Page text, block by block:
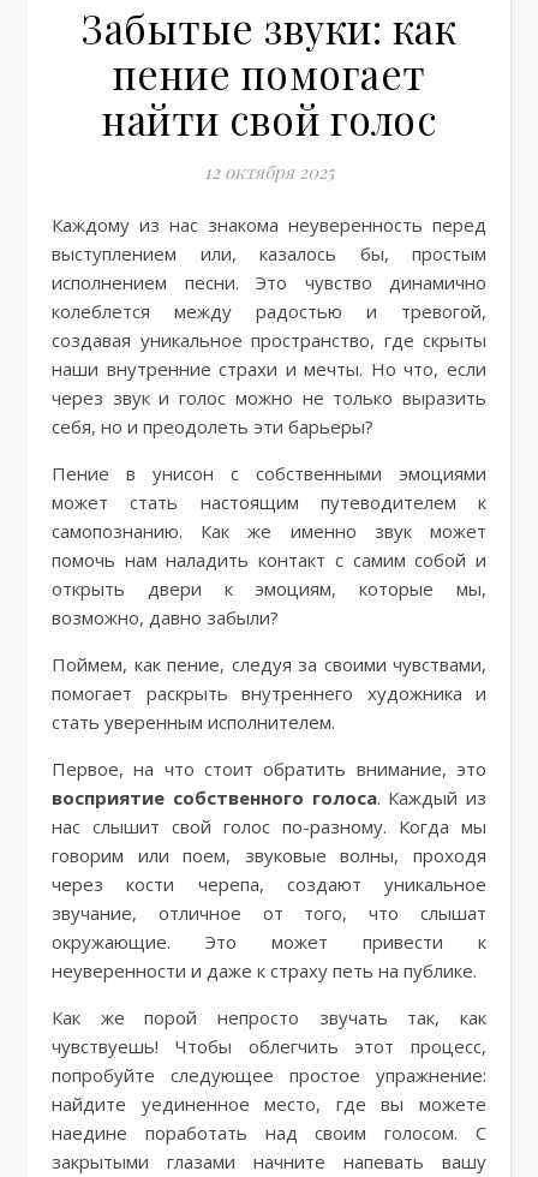
Забытые звуки: как
пение помогает
найти свой голос
12 октября 2025
Каждому из нас знакома неуверенность перед
выступлением или, казалось бы, простым
исполнением песни. Это чувство динамично
колеблется между радостью и тревогой,
создавая уникальное пространство, где скрыты
наши внутренние страхи и мечты. Но что, если
через звук и голос можно не только выразить
себя, но и преодолеть эти барьеры?
Пение в унисон с собственными эмоциями
может стать настоящим путеводителем к
самопознанию. Как же именно звук может
помочь нам наладить контакт с самим собой и
открыть двери к эмоциям, которые мы,
возможно, давно забыли?
Поймем, как пение, следуя за своими чувствами,
помогает раскрыть внутреннего художника и
стать уверенным исполнителем.
Первое, на что стоит обратить внимание, это
восприятие собственного голоса. Каждый из
нас слышит свой голос по-разному. Когда мы
говорим или поем, звуковые волны, проходя
через кости черепа, создают уникальное
звучание, отличное от того, что слышат
окружающие. Это может привести к
неуверенности и даже к страху петь на публике.
Как же порой непросто звучать так, как
чувствуешь! Чтобы облегчить этот процесс,
попробуйте следующее простое упражнение:
найдите уединенное место, где вы можете
наедине поработать над своим голосом. С
закрытыми глазами начните напевать вашу